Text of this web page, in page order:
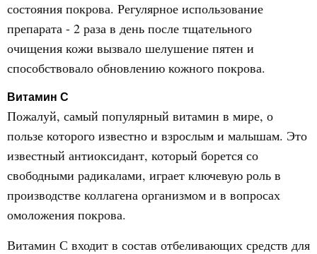
состояния покрова. Регулярное использование
препарата - 2 раза в день после тщательного
очищения кожи вызвало шелушение пятен и
способствовало обновлению кожного покрова.
Витамин С
Пожалуй, самый популярный витамин в мире, о
пользе которого известно и взрослым и малышам. Это
известный антиоксидант, который борется со
свободными радикалами, играет ключевую роль в
производстве коллагена организмом и в вопросах
омоложения покрова.
Витамин С входит в состав отбеливающих средств для